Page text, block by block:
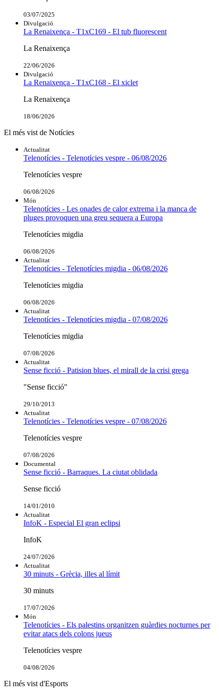
03/07/2025
Divulgació
La Renaixença - T1xC169 - El tub fluorescent
La Renaixença
22/06/2026
Divulgació
La Renaixença - T1xC168 - El xiclet
La Renaixença
18/06/2026
El més vist de Notícies
Actualitat
Telenotícies - Telenotícies vespre - 06/08/2026
Telenotícies vespre
06/08/2026
Món
Telenotícies - Les onades de calor extrema i la manca de
pluges provoquen una greu sequera a Europa
Telenotícies migdia
06/08/2026
Actualitat
Telenotícies - Telenotícies migdia - 06/08/2026
Telenotícies migdia
06/08/2026
Actualitat
Telenotícies - Telenotícies migdia - 07/08/2026
Telenotícies migdia
07/08/2026
Actualitat
Sense ficció - Patision blues, el mirall de la crisi grega
"Sense ficció"
29/10/2013
Actualitat
Telenotícies - Telenotícies vespre - 07/08/2026
Telenotícies vespre
07/08/2026
Documental
Sense ficció - Barraques. La ciutat oblidada
Sense ficció
14/01/2010
Actualitat
InfoK - Especial El gran eclipsi
InfoK
24/07/2026
Actualitat
30 minuts - Grècia, illes al límit
30 minuts
17/07/2026
Món
Telenotícies - Els palestins organitzen guàrdies nocturnes per
evitar atacs dels colons jueus
Telenotícies vespre
04/08/2026
El més vist d'Esports